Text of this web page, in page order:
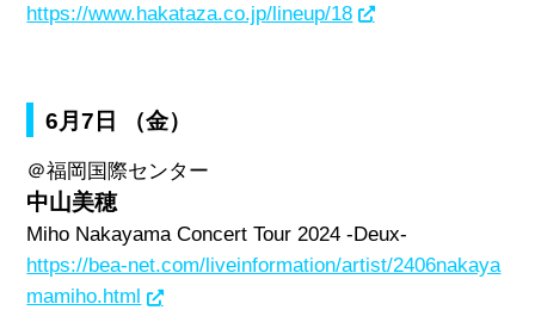
https://www.hakataza.co.jp/lineup/18
6月7日 （金）
＠福岡国際センター
中山美穂
Miho Nakayama Concert Tour 2024 -Deux-
https://bea-net.com/liveinformation/artist/2406nakaya
mamiho.html